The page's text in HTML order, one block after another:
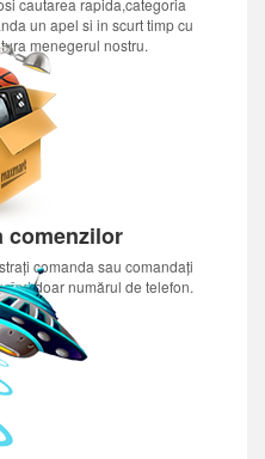
cautarea rapida,categoria
un apel si in scurt timp cu
menegerul nostru.
comenzilor
comanda sau comandați
doar numărul de telefon.